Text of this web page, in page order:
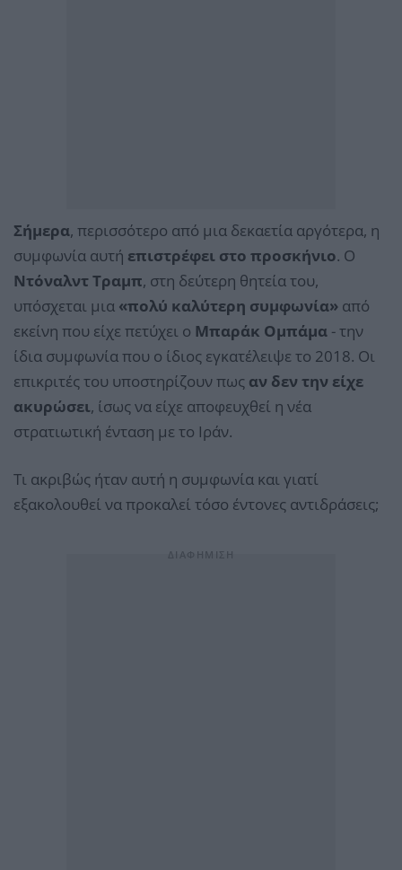
Σήμερα, περισσότερο από μια δεκαετία αργότερα, η
συμφωνία αυτή επιστρέφει στο προσκήνιο. Ο
Ντόναλντ Τραμπ, στη δεύτερη θητεία του,
υπόσχεται μια «πολύ καλύτερη συμφωνία» από
εκείνη που είχε πετύχει ο Μπαράκ Ομπάμα - την
ίδια συμφωνία που ο ίδιος εγκατέλειψε το 2018. Οι
επικριτές του υποστηρίζουν πως αν δεν την είχε
ακυρώσει, ίσως να είχε αποφευχθεί η νέα
στρατιωτική ένταση με το Ιράν.
Τι ακριβώς ήταν αυτή η συμφωνία και γιατί
εξακολουθεί να προκαλεί τόσο έντονες αντιδράσεις;